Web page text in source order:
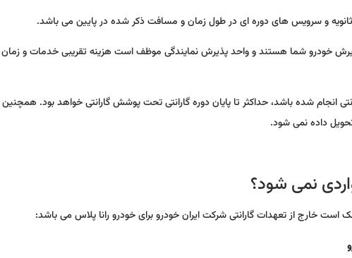
پذیرش خودرو شما هستند و واحد پذیرش نمایندگی موظف است هزینه تقریبی خدمات و
انجام شده باشد، حداکثر تا پایان دوره گارانتی تحت پوشش گارانتی خواهد بود.
داده نمی شود.
نمی شود؟
است خارج از تعهدات گارانتی شرکت ایران خودرو برای خودرو رانا پلاس می باشد: